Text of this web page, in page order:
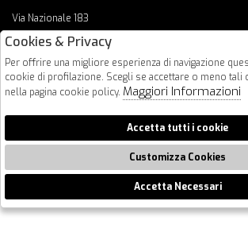
Via Nazionale 183
64026 Roseto Degli Abruzzi
info@bigbagshoponline.it
follow us
2026 BigBag - P.iva : 00916940679 Powered by
🍪
Cookies & Privacy
Per offrire una migliore esperienza di navigazione
cookie di profilazione. Scegli se accettare o meno
nella pagina cookie policy. Maggiori Informazioni
Accetta tutti i cookie
Customizza Cookies
Accetta Necessari